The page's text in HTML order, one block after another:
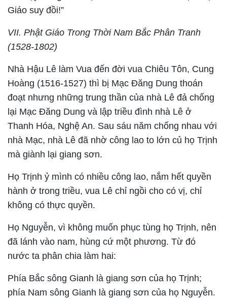
Giáo suy đồi!”
VII. Phật Giáo Trong Thời Nam Bắc Phân Tranh
(1528-1802)
Nhà Hậu Lê làm Vua đến đời vua Chiêu Tôn, Cung
Hoàng (1516-1527) thì bị Mạc Đăng Dung thoán
đoạt nhưng những trung thần của nhà Lê đả chống
lại Mạc Đăng Dung và lập triều đình nhà Lê ở
Thanh Hóa, Nghệ An. Sau sáu năm chống nhau với
nhà Mạc, nhà Lê đã nhờ công lao to lớn củ họ Trịnh
mà giành lại giang sơn.
Họ Trịnh ỷ mình có nhiều công lao, nắm hết quyền
hành ở trong triều, vua Lê chỉ ngồi cho có vị, chỉ
không có thực quyền.
Họ Nguyễn, vì không muốn phục tùng họ Trịnh, nên
đã lánh vào nam, hùng cứ một phương. Từ đó
nước ta phân chia làm hai:
Phía Bắc sông Gianh là giang sơn của họ Trịnh;
phía Nam sông Gianh là giang sơn của họ Nguyễn.